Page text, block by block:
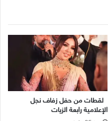
لقطات من حفل زفاف نجل
الإعلامية رابعة الزيات